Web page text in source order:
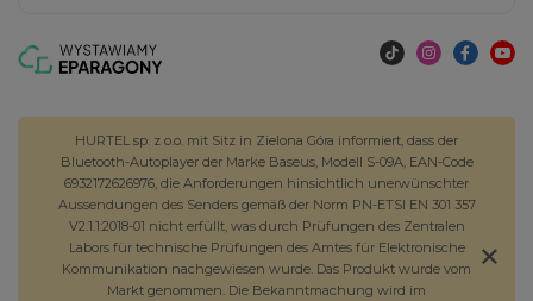
HURTEL sp. z o.o. mit Sitz in Zielona Góra informiert, dass der
Bluetooth-Autoplayer der Marke Baseus, Modell S-09A, EAN-Code
6932172626976, die Anforderungen hinsichtlich unerwünschter
Aussendungen des Senders gemäß der Norm PN-ETSI EN 301 357
V2.1.1:2018-01 nicht erfüllt, was durch Prüfungen des Zentralen
Labors für technische Prüfungen des Amtes für Elektronische
Kommunikation nachgewiesen wurde. Das Produkt wurde vom
Markt genommen. Die Bekanntmachung wird im